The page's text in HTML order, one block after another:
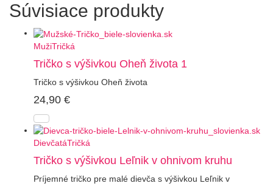
Súvisiace produkty
MužiTričká
Tričko s výšivkou Oheň života 1
Tričko s výšivkou Oheň života
24,90 €
DievčatáTričká
Tričko s výšivkou Leľnik v ohnivom kruhu
Príjemné tričko pre malé dievča s výšivkou Leľnik v